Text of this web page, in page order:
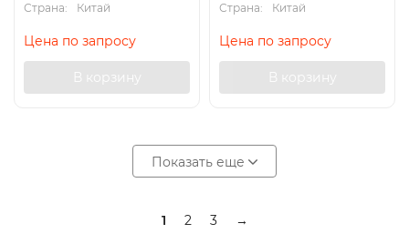
Страна:
Китай
Цена по запросу
В корзину
Страна:
Китай
Цена по запросу
В корзину
Показать еще
1 2 3 →